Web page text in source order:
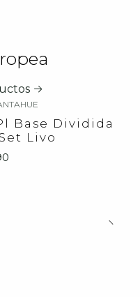
Base Dividida
Livo